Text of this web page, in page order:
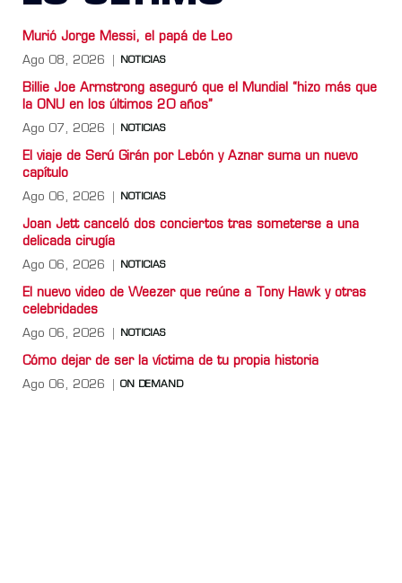
Murió Jorge Messi, el papá de Leo
Ago 08, 2026 NOTICIAS
Billie Joe Armstrong aseguró que el Mundial “hizo más que
la ONU en los últimos 20 años”
Ago 07, 2026 NOTICIAS
El viaje de Serú Girán por Lebón y Aznar suma un nuevo
capítulo
Ago 06, 2026 NOTICIAS
Joan Jett canceló dos conciertos tras someterse a una
delicada cirugía
Ago 06, 2026 NOTICIAS
El nuevo video de Weezer que reúne a Tony Hawk y otras
celebridades
Ago 06, 2026 NOTICIAS
Cómo dejar de ser la víctima de tu propia historia
Ago 06, 2026 ON DEMAND